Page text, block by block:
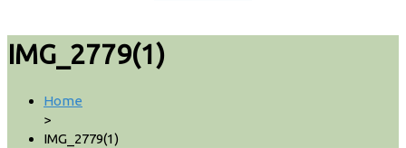
IMG_2779(1)
Home
>
IMG_2779(1)